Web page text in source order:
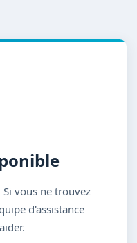
vous ne trouvez
d'assistance